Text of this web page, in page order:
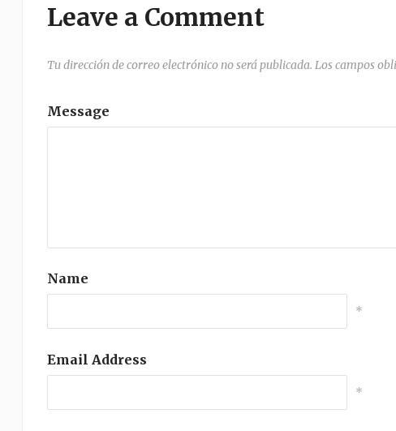
Leave a Comment
Tu dirección de correo electrónico no será publicada. Los campos
Message
Name
*
Email Address
*